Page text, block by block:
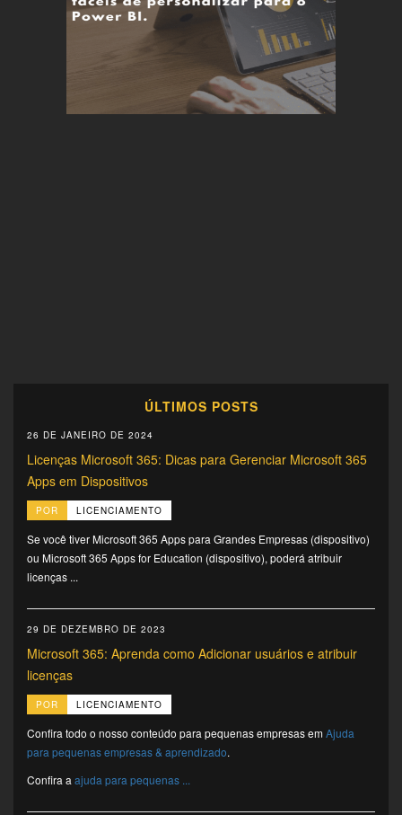
ÚLTIMOS POSTS
26 DE JANEIRO DE 2024
Licenças Microsoft 365: Dicas para Gerenciar Microsoft 365
Apps em Dispositivos
POR LICENCIAMENTO
Se você tiver Microsoft 365 Apps para Grandes Empresas (dispositivo)
ou Microsoft 365 Apps for Education (dispositivo), poderá atribuir
licenças ...
29 DE DEZEMBRO DE 2023
Microsoft 365: Aprenda como Adicionar usuários e atribuir
licenças
POR LICENCIAMENTO
Confira todo o nosso conteúdo para pequenas empresas emAjuda
para pequenas empresas & aprendizado.
Confira a ajuda para pequenas ...